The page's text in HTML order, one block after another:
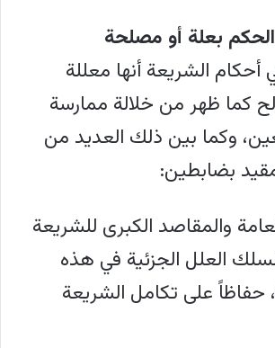
الحكم بعلة أو مصلحة
أحكام الشريعة أنها معللة
كما ظهر من خلالة ممارسة
وكما بين ذلك العديد من
بضابطين:
والمقاصد الكبرى للشريعة
لسلك العلل الجزئية في هذه
حفاظاً على تكامل الشريعة